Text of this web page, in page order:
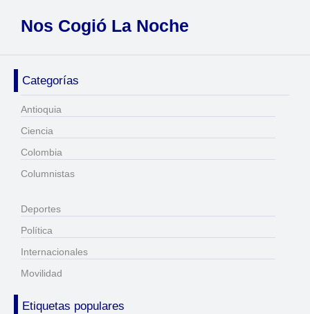
Nos Cogió La Noche
Categorías
Antioquia
Ciencia
Colombia
Columnistas
Deportes
Política
Internacionales
Movilidad
Etiquetas populares